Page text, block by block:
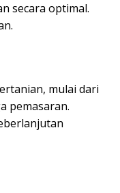
secara optimal.
mulai dari
pemasaran.